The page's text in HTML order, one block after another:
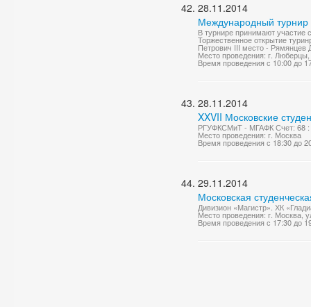
28.11.2014
Международный
В турнире принимают участие
Торжественное открытие
Петрович III место - Рямянцев
Место проведения: г.
Время проведения с 10:00 до
28.11.2014
XXVII Московские
РГУФКСМиТ - МГАФК Счет: 68 :
Место проведения: г. Москва
Время проведения с 18:30 до
29.11.2014
Московская
Дивизион «Магистр». ХК
Место проведения: г.
Время проведения с 17:30 до